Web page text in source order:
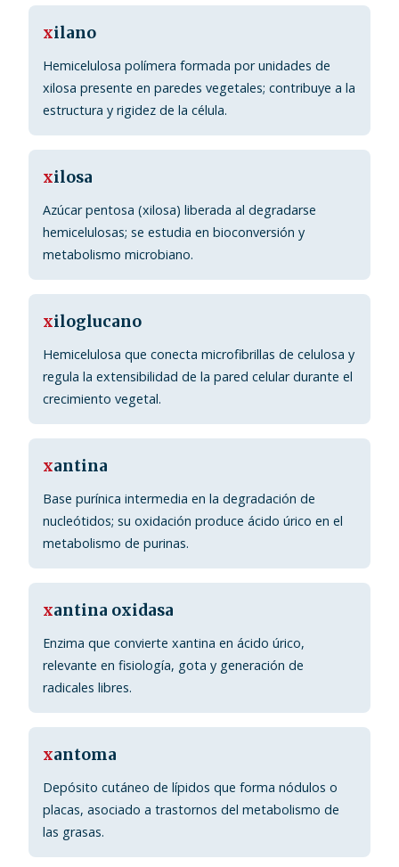
xilano
Hemicelulosa polímera formada por unidades de
xilosa presente en paredes vegetales; contribuye a la
estructura y rigidez de la célula.
xilosa
Azúcar pentosa (xilosa) liberada al degradarse
hemicelulosas; se estudia en bioconversión y
metabolismo microbiano.
xiloglucano
Hemicelulosa que conecta microfibrillas de celulosa y
regula la extensibilidad de la pared celular durante el
crecimiento vegetal.
xantina
Base purínica intermedia en la degradación de
nucleótidos; su oxidación produce ácido úrico en el
metabolismo de purinas.
xantina oxidasa
Enzima que convierte xantina en ácido úrico,
relevante en fisiología, gota y generación de
radicales libres.
xantoma
Depósito cutáneo de lípidos que forma nódulos o
placas, asociado a trastornos del metabolismo de
las grasas.